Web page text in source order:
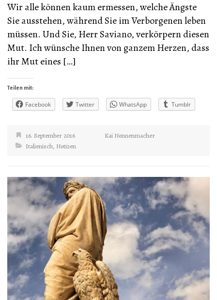
Wir alle können kaum ermessen, welche Ängste
Sie ausstehen, während Sie im Verborgenen leben
müssen. Und Sie, Herr Saviano, verkörpern diesen
Mut. Ich wünsche Ihnen von ganzem Herzen, dass
ihr Mut eines […]
Teilen mit:
Facebook Twitter WhatsApp Tumblr
16. September 2016
Kai Nonnenmacher
Italienisch, Notizen